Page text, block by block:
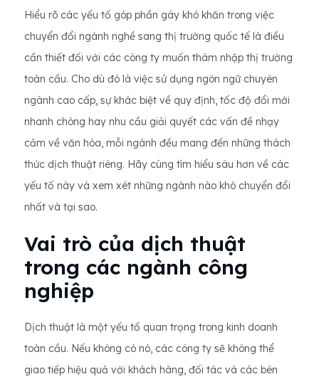
Hiểu rõ các yếu tố góp phần gây khó khăn trong việc
chuyển đổi ngành nghề sang thị trường quốc tế là điều
cần thiết đối với các công ty muốn thâm nhập thị trường
toàn cầu. Cho dù đó là việc sử dụng ngôn ngữ chuyên
ngành cao cấp, sự khác biệt về quy định, tốc độ đổi mới
nhanh chóng hay nhu cầu giải quyết các vấn đề nhạy
cảm về văn hóa, mỗi ngành đều mang đến những thách
thức dịch thuật riêng. Hãy cùng tìm hiểu sâu hơn về các
yếu tố này và xem xét những ngành nào khó chuyển đổi
nhất và tại sao.
Vai trò của dịch thuật
trong các ngành công
nghiệp
Dịch thuật là một yếu tố quan trọng trong kinh doanh
toàn cầu. Nếu không có nó, các công ty sẽ không thể
giao tiếp hiệu quả với khách hàng, đối tác và các bên